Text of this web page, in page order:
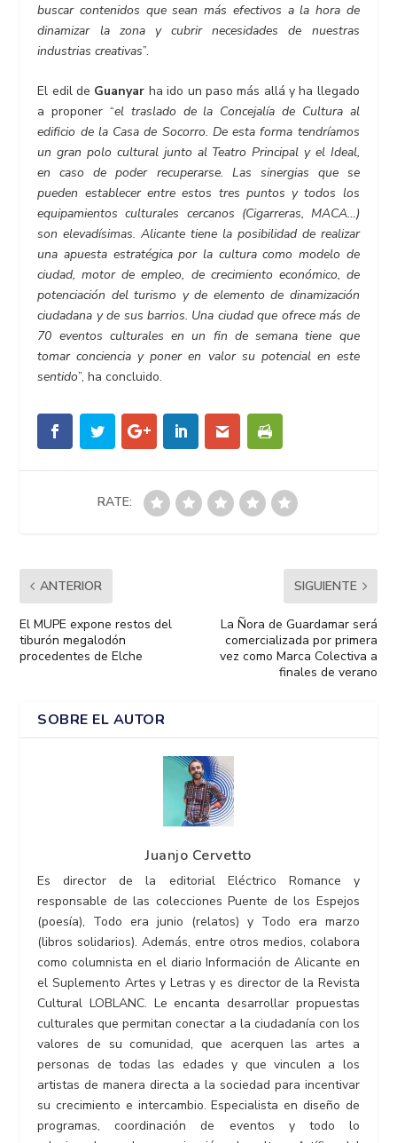
buscar contenidos que sean más efectivos a la hora de
dinamizar la zona y cubrir necesidades de nuestras
industrias creativas”.
El edil de Guanyar ha ido un paso más allá y ha llegado
a proponer “el traslado de la Concejalía de Cultura al
edificio de la Casa de Socorro. De esta forma tendríamos
un gran polo cultural junto al Teatro Principal y el Ideal,
en caso de poder recuperarse. Las sinergias que se
pueden establecer entre estos tres puntos y todos los
equipamientos culturales cercanos (Cigarreras, MACA…)
son elevadísimas. Alicante tiene la posibilidad de realizar
una apuesta estratégica por la cultura como modelo de
ciudad, motor de empleo, de crecimiento económico, de
potenciación del turismo y de elemento de dinamización
ciudadana y de sus barrios. Una ciudad que ofrece más de
70 eventos culturales en un fin de semana tiene que
tomar conciencia y poner en valor su potencial en este
sentido”, ha concluido.
RATE:
ANTERIOR
El MUPE expone restos del
tiburón megalodón
procedentes de Elche
SIGUIENTE
La Ñora de Guardamar será
comercializada por primera
vez como Marca Colectiva a
finales de verano
SOBRE EL AUTOR
Juanjo Cervetto
Es director de la editorial Eléctrico Romance y
responsable de las colecciones Puente de los Espejos
(poesía), Todo era junio (relatos) y Todo era marzo
(libros solidarios). Además, entre otros medios, colabora
como columnista en el diario Información de Alicante en
el Suplemento Artes y Letras y es director de la Revista
Cultural LOBLANC. Le encanta desarrollar propuestas
culturales que permitan conectar a la ciudadanía con los
valores de su comunidad, que acerquen las artes a
personas de todas las edades y que vinculen a los
artistas de manera directa a la sociedad para incentivar
su crecimiento e intercambio. Especialista en diseño de
programas, coordinación de eventos y todo lo